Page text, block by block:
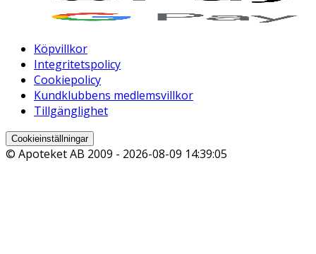
Köpvillkor
Integritetspolicy
Cookiepolicy
Kundklubbens medlemsvillkor
Tillgänglighet
Cookieinställningar
© Apoteket AB 2009 - 2026-08-09 14:39:05